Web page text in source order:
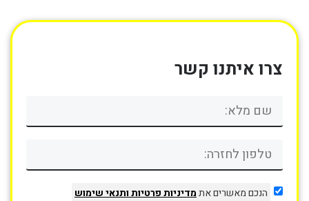
צרו איתנו קשר
הנכם מאשרים אתמדיניות פרטיותותנאי שימוש